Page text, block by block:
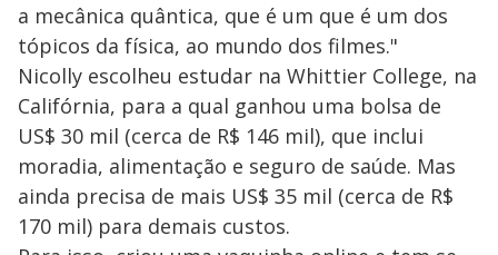
a mecânica quântica, que é um que é um dos
tópicos da física, ao mundo dos filmes."
Nicolly escolheu estudar na Whittier College, na
Califórnia, para a qual ganhou uma bolsa de
US$ 30 mil (cerca de R$ 146 mil), que inclui
moradia, alimentação e seguro de saúde. Mas
ainda precisa de mais US$ 35 mil (cerca de R$
170 mil) para demais custos.